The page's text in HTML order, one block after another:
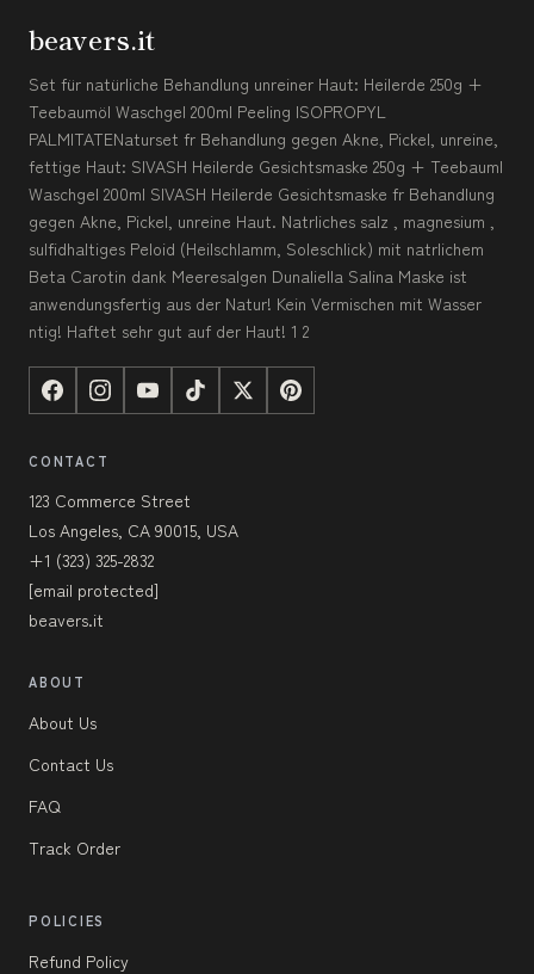
beavers.it
Set für natürliche Behandlung unreiner Haut: Heilerde 250g +
Teebaumöl Waschgel 200ml Peeling ISOPROPYL
PALMITATENaturset fr Behandlung gegen Akne, Pickel, unreine,
fettige Haut: SIVASH Heilerde Gesichtsmaske 250g + Teebauml
Waschgel 200ml SIVASH Heilerde Gesichtsmaske fr Behandlung
gegen Akne, Pickel, unreine Haut. Natrliches salz , magnesium ,
sulfidhaltiges Peloid (Heilschlamm, Soleschlick) mit natrlichem
Beta Carotin dank Meeresalgen Dunaliella Salina Maske ist
anwendungsfertig aus der Natur! Kein Vermischen mit Wasser
ntig! Haftet sehr gut auf der Haut! 1 2
CONTACT
123 Commerce Street
Los Angeles, CA 90015, USA
+1 (323) 325-2832
[email protected]
beavers.it
ABOUT
About Us
Contact Us
FAQ
Track Order
POLICIES
Refund Policy